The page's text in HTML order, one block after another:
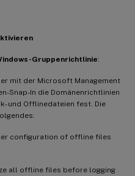
Gruppenrichtlinie:
mit der Microsoft Management
Snap-In die Domänenrichtlinien
und Offlinedateien fest. Die
configuration of offline files
all offline files before logging